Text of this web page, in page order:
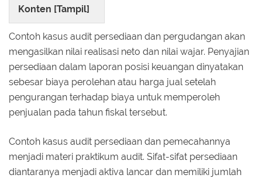
Konten [Tampil]
Contoh kasus audit persediaan dan pergudangan akan
mengasilkan nilai realisasi neto dan nilai wajar. Penyajian
persediaan dalam laporan posisi keuangan dinyatakan
sebesar biaya perolehan atau harga jual setelah
pengurangan terhadap biaya untuk memperoleh
penjualan pada tahun fiskal tersebut.
Contoh kasus audit persediaan dan pemecahannya
menjadi materi praktikum audit. Sifat-sifat persediaan
diantaranya menjadi aktiva lancar dan memiliki jumlah